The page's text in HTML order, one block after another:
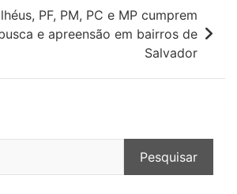
PF, PM, PC e MP cumprem
e apreensão em bairros de
Salvador
Pesquisar